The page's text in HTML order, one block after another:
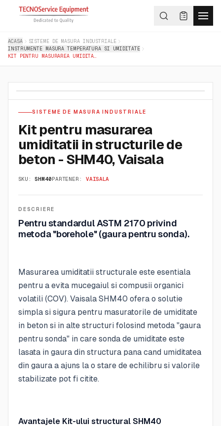
ACASA
SISTEME DE MASURA INDUSTRIALE
INSTRUMENTE MASURA TEMPERATURA SI UMIDITATE
SISTEME DE MASURA INDUSTRIALE
Kit pentru masurarea
umiditatii in structurile de
beton - SHM40, Vaisala
SKU: SHM40PARTENER: VAISALA
DESCRIERE
Pentru standardul ASTM 2170 privind
metoda "borehole" (gaura pentru sonda).
Masurarea umiditatii structurale este esentiala
pentru a evita mucegaiul si compusii organici
volatili (COV). Vaisala SHM40 ofera o solutie
simpla si sigura pentru masuratorile de umiditate
in beton si in alte structuri folosind metoda "gaura
pentru sonda" in care sonda de umiditate este
lasata in gaura din structura pana cand umiditatea
din gaura a ajuns la o stare de echilibru si valorile
stabilizate pot fi citite.
Avantajele Kit-ului structural SHM40